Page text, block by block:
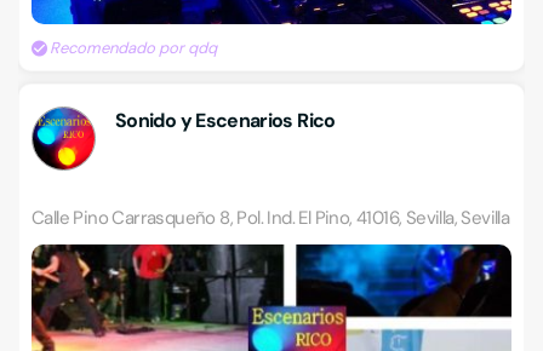
Recomendado por qdq
Sonido y Escenarios Rico
Calle Pino Carrasqueño 8, Pol. Ind. El Pino, 41016, Sevilla, Sevilla